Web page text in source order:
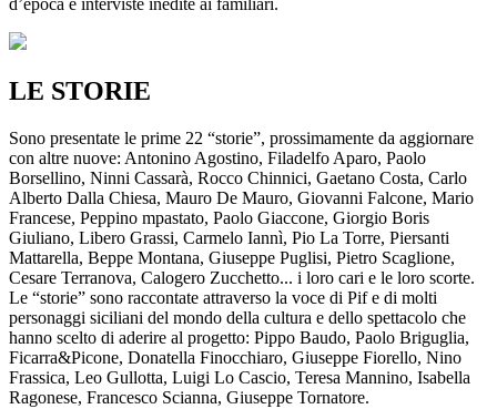
d’epoca e interviste inedite ai familiari.
LE STORIE
Sono presentate le prime 22 “storie”, prossimamente da aggiornare
con altre nuove: Antonino Agostino, Filadelfo Aparo, Paolo
Borsellino, Ninni Cassarà, Rocco Chinnici, Gaetano Costa, Carlo
Alberto Dalla Chiesa, Mauro De Mauro, Giovanni Falcone, Mario
Francese, Peppino mpastato, Paolo Giaccone, Giorgio Boris
Giuliano, Libero Grassi, Carmelo Iannì, Pio La Torre, Piersanti
Mattarella, Beppe Montana, Giuseppe Puglisi, Pietro Scaglione,
Cesare Terranova, Calogero Zucchetto... i loro cari e le loro scorte.
Le “storie” sono raccontate attraverso la voce di Pif e di molti
personaggi siciliani del mondo della cultura e dello spettacolo che
hanno scelto di aderire al progetto: Pippo Baudo, Paolo Briguglia,
Ficarra&Picone, Donatella Finocchiaro, Giuseppe Fiorello, Nino
Frassica, Leo Gullotta, Luigi Lo Cascio, Teresa Mannino, Isabella
Ragonese, Francesco Scianna, Giuseppe Tornatore.